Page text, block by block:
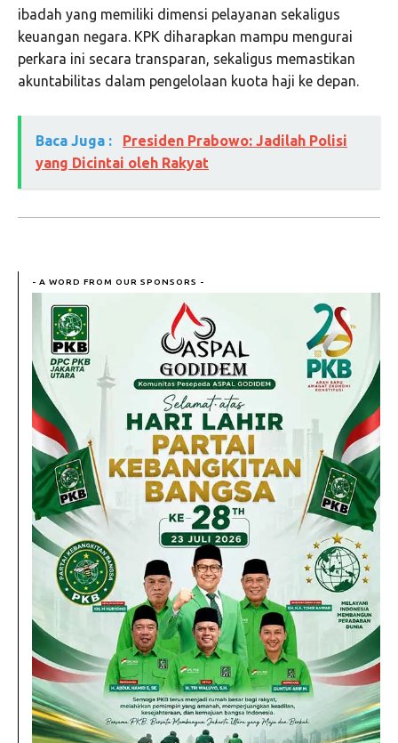
ibadah yang memiliki dimensi pelayanan sekaligus
keuangan negara. KPK diharapkan mampu mengurai
perkara ini secara transparan, sekaligus memastikan
akuntabilitas dalam pengelolaan kuota haji ke depan.
Baca Juga :
Presiden Prabowo: Jadilah Polisi
yang Dicintai oleh Rakyat
- A WORD FROM OUR SPONSORS -